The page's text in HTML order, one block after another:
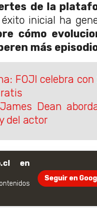
de la
éxito inicial ha
cómo
más
FOJI celebra con
Dean
del actor
en
Seguir en